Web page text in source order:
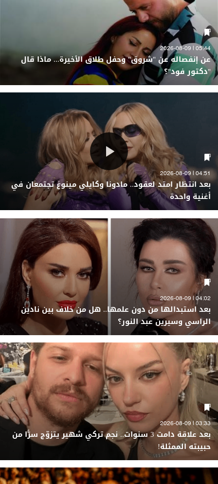
05:44 | 2026-08-09
عن إنفصاله عن "شروق" وحفل طلاق الأخيرة... ماذا قال
"دكتور فود"؟
04:51 | 2026-08-09
بعد انتظار امتد لعقود.. مادونا وكايلي مينوغ تجتمعان في
أغنية واحدة
04:02 | 2026-08-09
بعد استبدالها من دون علمها.. هل من خلاف بين نادين
الراسي وسيرين عبد النور؟
03:33 | 2026-08-09
بعد علاقة دامت 3 سنوات.. نجم تركي شهير يتزوّج سرًّا من
حبيبته الممثلة!